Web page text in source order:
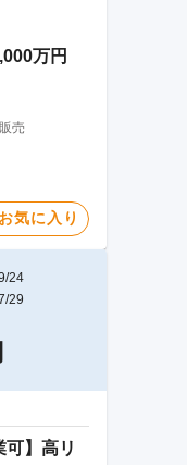
万円
売
お気に入り
24
29
可】高リ